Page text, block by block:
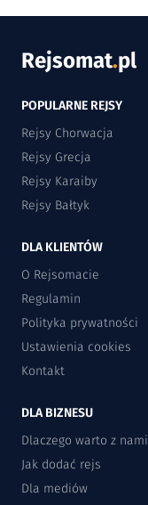
Rejsomat.pl
POPULARNE REJSY
Rejsy Chorwacja
Rejsy Grecja
Rejsy Karaiby
Rejsy Bałtyk
DLA KLIENTÓW
O Rejsomacie
Regulamin
Polityka prywatności
Ustawienia cookies
Kontakt
DLA BIZNESU
Dlaczego warto z nami
Jak dodać rejs
Dla mediów